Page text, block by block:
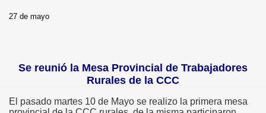
27 de mayo
Se reunió la Mesa Provincial de Trabajadores
Rurales de la CCC
El pasado martes 10 de Mayo se realizo la primera mesa